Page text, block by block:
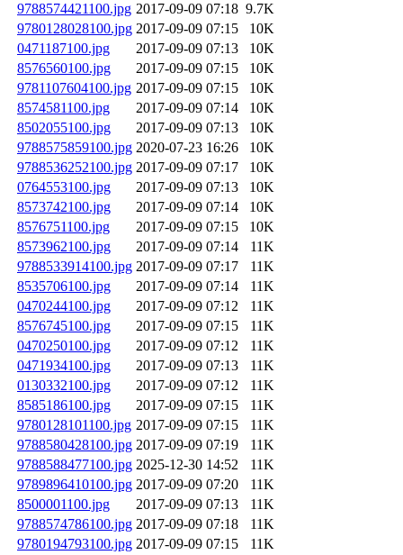
9788574421100.jpg 2017-09-09 07:18 9.7K
9780128028100.jpg 2017-09-09 07:15
10K
0471187100.jpg
2017-09-09 07:13
10K
8576560100.jpg
2017-09-09 07:15
10K
9781107604100.jpg 2017-09-09 07:15
10K
8574581100.jpg
2017-09-09 07:14
10K
8502055100.jpg
2017-09-09 07:13
10K
9788575859100.jpg 2020-07-23 16:26
10K
9788536252100.jpg 2017-09-09 07:17
10K
0764553100.jpg
2017-09-09 07:13
10K
8573742100.jpg
2017-09-09 07:14
10K
8576751100.jpg
2017-09-09 07:15
10K
8573962100.jpg
2017-09-09 07:14
11K
9788533914100.jpg 2017-09-09 07:17
11K
8535706100.jpg
2017-09-09 07:14
11K
0470244100.jpg
2017-09-09 07:12
11K
8576745100.jpg
2017-09-09 07:15
11K
0470250100.jpg
2017-09-09 07:12
11K
0471934100.jpg
2017-09-09 07:13
11K
0130332100.jpg
2017-09-09 07:12
11K
8585186100.jpg
2017-09-09 07:15
11K
9780128101100.jpg 2017-09-09 07:15
11K
9788580428100.jpg 2017-09-09 07:19
11K
9788588477100.jpg 2025-12-30 14:52
11K
9789896410100.jpg 2017-09-09 07:20
11K
8500001100.jpg
2017-09-09 07:13
11K
9788574786100.jpg 2017-09-09 07:18
11K
9780194793100.jpg 2017-09-09 07:15
11K